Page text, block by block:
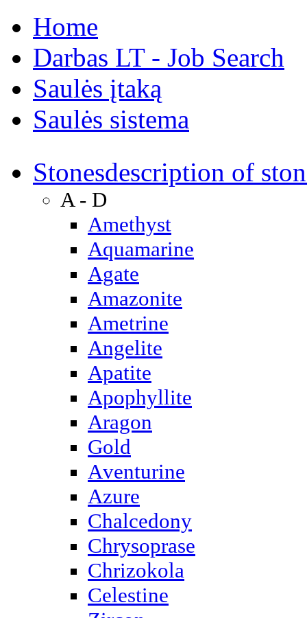
Home
Darbas LT - Job Search
Saulės įtaką
Saulės sistema
Stonesdescription of
A - D
Amethyst
Aquamarine
Agate
Amazonite
Ametrine
Angelite
Apatite
Apophyllite
Aragon
Gold
Аventurine
Azure
Chalcedony
Chrysoprase
Chrizokola
Celestine